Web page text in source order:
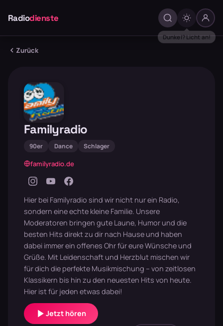
Radiodienste
Zurück
Familyradio
90er Dance Schlager
familyradio.de
Hier bei Familyradio sind wir nicht nur ein Radio,
sondern eine echte kleine Familie. Unsere
Moderatoren bringen gute Laune, Humor und die
besten Hits direkt zu dir nach Hause und haben
dabei immer ein offenes Ohr für eure Wünsche und
Grüße. Mit Leidenschaft und Herzblut mischen wir
für dich die perfekte Musikmischung – von zeitlosen
Klassikern bis hin zu den neuesten Hits von heute.
Hier ist für jeden etwas dabei!
Jetzt hören